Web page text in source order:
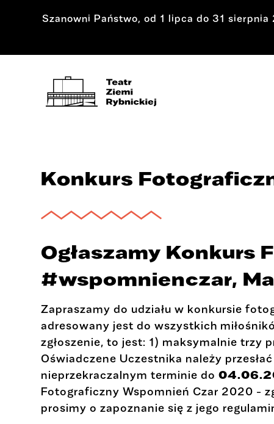
Szanowni Państwo, od 1 lipca do 31
Konkurs
Ogłaszamy Konkurs
#wspomnienczar,
Zapraszamy do udziału w konkursie
adresowany jest do wszystkich
zgłoszenie, to jest: 1) maksymalnie trzy
Oświadczene Uczestnika należy
nieprzekraczalnym terminie do
Fotograficzny Wspomnień Czar 2020 -
prosimy o zapoznanie się z jego